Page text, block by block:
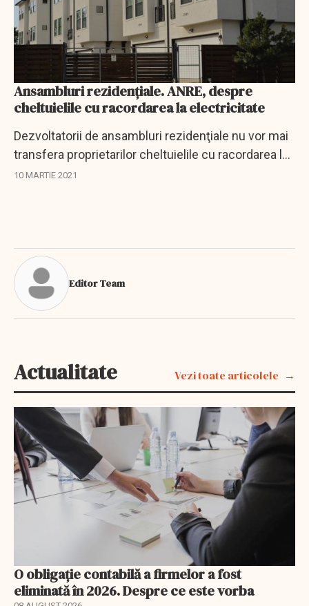
Ansambluri rezidențiale. ANRE, despre
cheltuielile cu racordarea la electricitate
Dezvoltatorii de ansambluri rezidenţiale nu vor mai
transfera proprietarilor cheltuielile cu racordarea la
reţeaua electrică de interes public necesare pentru
10 MARTIE 2021
Editor Team
Actualitate Vezi toate articolele
O obligație contabilă a firmelor a fost
eliminată în 2026. Despre ce este vorba